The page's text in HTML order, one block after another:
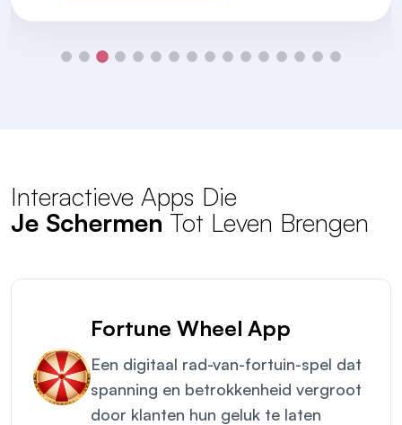
Interactieve Apps Die
Je Schermen Tot Leven Brengen
Fortune Wheel App
Een digitaal rad-van-fortuin-spel dat
spanning en betrokkenheid vergroot
door klanten hun geluk te laten